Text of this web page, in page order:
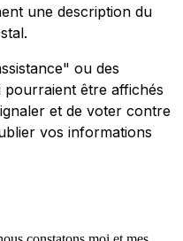
une description du
ou des
être affichés
et de voter contre
vos informations